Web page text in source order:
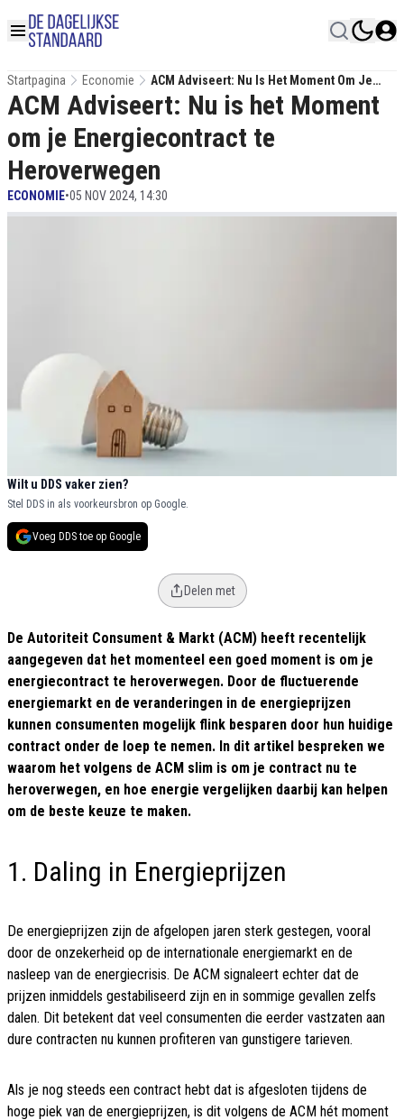
Startpagina Economie
ACM Adviseert: Nu Is Het Moment Om Je
Energiecontract Te Heroverwegen
ACM Adviseert: Nu is het Moment
om je Energiecontract te
Heroverwegen
ECONOMIE•05 NOV 2024, 14:30
Wilt u DDS vaker zien?
Stel DDS in als voorkeursbron op Google.
Voeg DDS toe op Google
Delen met
De Autoriteit Consument & Markt (ACM) heeft recentelijk
aangegeven dat het momenteel een goed moment is om je
energiecontract te heroverwegen. Door de fluctuerende
energiemarkt en de veranderingen in de energieprijzen
kunnen consumenten mogelijk flink besparen door hun huidige
contract onder de loep te nemen. In dit artikel bespreken we
waarom het volgens de ACM slim is om je contract nu te
heroverwegen, en hoe energie vergelijken daarbij kan helpen
om de beste keuze te maken.
1. Daling in Energieprijzen
De energieprijzen zijn de afgelopen jaren sterk gestegen, vooral
door de onzekerheid op de internationale energiemarkt en de
nasleep van de energiecrisis. De ACM signaleert echter dat de
prijzen inmiddels gestabiliseerd zijn en in sommige gevallen zelfs
dalen. Dit betekent dat veel consumenten die eerder vastzaten aan
dure contracten nu kunnen profiteren van gunstigere tarieven.
Als je nog steeds een contract hebt dat is afgesloten tijdens de
hoge piek van de energieprijzen, is dit volgens de ACM hét moment